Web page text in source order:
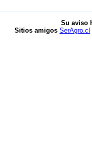
Su aviso
Sitios amigos SerAgro.cl